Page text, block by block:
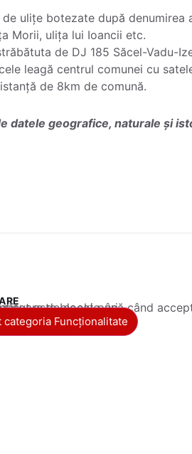
ulițe botezate după
Morii, ulița lui Ioancii etc.
de DJ 185 Săcel-Vadu-
leagă centrul comunei cu
de 8km de comună.
datele geografice, naturale și
când acceptați categoria corespunzătoare de cookie-uri.
categoria Funcționalitate